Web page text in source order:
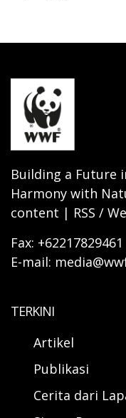
Building a Future
Harmony with
content | RSS /
Fax: +62217829461
E-mail:
TERKINI
Artikel
Publikasi
Cerita dari